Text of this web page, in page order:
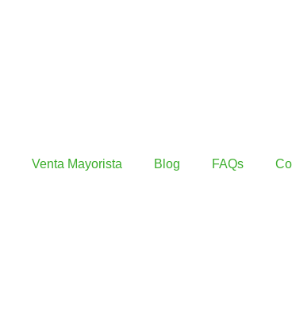
Venta Mayorista Blog FAQs